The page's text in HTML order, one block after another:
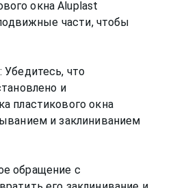
окна Aluplast
части, чтобы
Убедитесь, что
и
пластикового окна
и заклиниванием
обращение с